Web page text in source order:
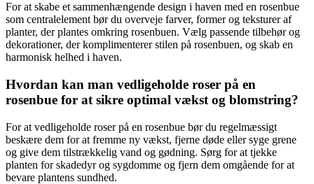
For at skabe et sammenhængende design i haven med en rosenbue
som centralelement bør du overveje farver, former og teksturer af
planter, der plantes omkring rosenbuen. Vælg passende tilbehør og
dekorationer, der komplimenterer stilen på rosenbuen, og skab en
harmonisk helhed i haven.
Hvordan kan man vedligeholde roser på en
rosenbue for at sikre optimal vækst og blomstring?
For at vedligeholde roser på en rosenbue bør du regelmæssigt
beskære dem for at fremme ny vækst, fjerne døde eller syge grene
og give dem tilstrækkelig vand og gødning. Sørg for at tjekke
planten for skadedyr og sygdomme og fjern dem omgående for at
bevare plantens sundhed.